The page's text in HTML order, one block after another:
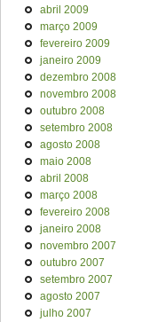
abril 2009
março 2009
fevereiro 2009
janeiro 2009
dezembro 2008
novembro 2008
outubro 2008
setembro 2008
agosto 2008
maio 2008
abril 2008
março 2008
fevereiro 2008
janeiro 2008
novembro 2007
outubro 2007
setembro 2007
agosto 2007
julho 2007